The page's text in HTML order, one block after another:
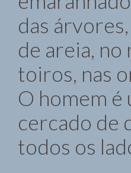
das
de areia,
toiros, nas
O homem é
cercado de
todos os